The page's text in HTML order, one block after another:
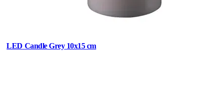
LED Candle Grey 10x15 cm